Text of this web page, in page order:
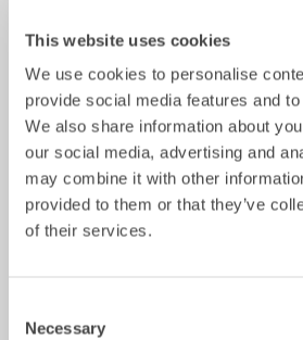
This website uses cookies
We use cookies to personalise
provide social media features and
We also share information about
our social media, advertising and
may combine it with other
provided to them or that they’ve
of their services.
Selection
Necessary
Skopa